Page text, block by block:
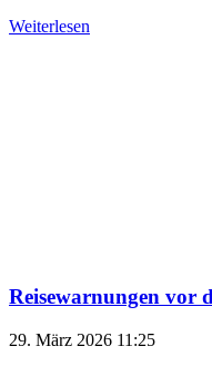
Weiterlesen
Reisewarnungen vor
29. März 2026 11:25